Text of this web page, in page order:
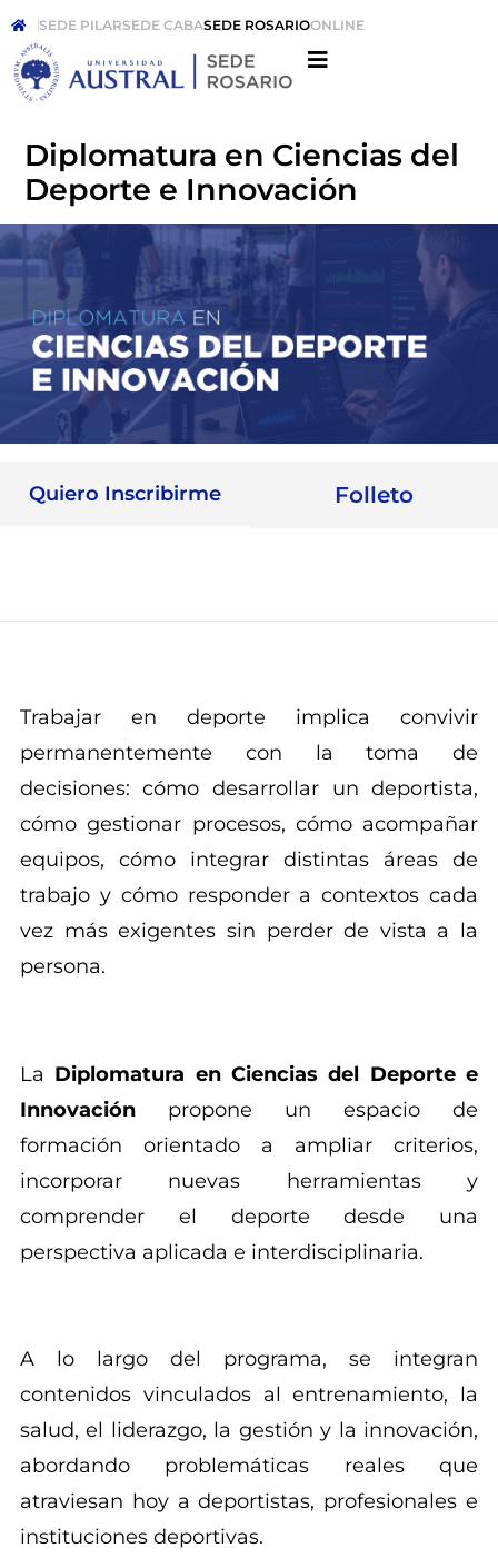
SEDE PILARSEDE CABASEDE ROSARIOONLINE
Diplomatura en Ciencias del
Deporte e Innovación
Quiero Inscribirme Folleto
Trabajar en deporte implica convivir
permanentemente con la toma de
decisiones: cómo desarrollar un deportista,
cómo gestionar procesos, cómo acompañar
equipos, cómo integrar distintas áreas de
trabajo y cómo responder a contextos cada
vez más exigentes sin perder de vista a la
persona.
La Diplomatura en Ciencias del Deporte e
Innovaciónpropone un espacio de
formación orientado a ampliar criterios,
incorporar nuevas herramientas y
comprender el deporte desde una
perspectiva aplicada e interdisciplinaria.
A lo largo del programa, se integran
contenidos vinculados al entrenamiento, la
salud, el liderazgo, la gestión y la innovación,
abordando problemáticas reales que
atraviesan hoy a deportistas, profesionales e
instituciones deportivas.